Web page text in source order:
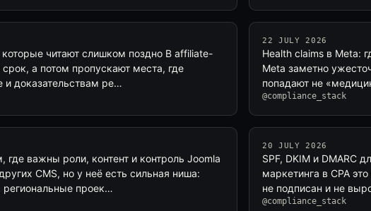
читают слишком поздно В affiliate-
а потом пропускают места, где
и доказательствам ре…
22 JULY 2026
Health claims в Meta:
Meta заметно
попадают не
@compliance_stack
важны роли, контент и контроль Joomla
CMS, но у неё есть сильная ниша:
региональные проек…
20 JULY 2026
SPF, DKIM и DMARC
маркетинга в CPA
не подписан и не
@compliance_stack